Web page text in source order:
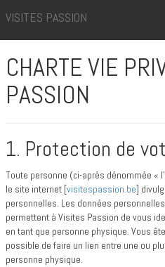
VISITES PASSION
CHARTE VIE
PASSION
1. Protection de
Toute personne (ci-après dénommée «
le site internet [visitespassion.be]
personnelles. Les données
permettent à Visites Passion de vous
en tant que personne physique. Vous
possible de faire un lien entre une ou
personne physique.